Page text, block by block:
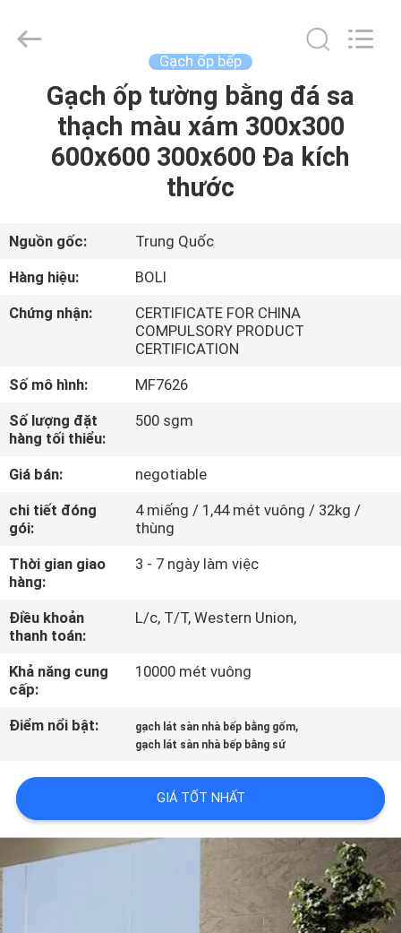
NHÀ
VIDEO
CHÚNG
CHUYẾN
THAM
QUAN
NHÀ
MÁY
KIỂM
SOÁT
CHẤT
LƯỢNG
HỆ
VỚI
CHÚNG
TÔI
CERAMICS
Gạch ốp bếp
Gạch ốp tường bằng đá sa
thạch màu xám 300x300
600x600 300x600 Đa kích
thước
Nguồn gốc:
Trung Quốc
Hàng hiệu:
BOLI
Chứng nhận:
CERTIFICATE FOR CHINA
COMPULSORY PRODUCT
CERTIFICATION
Số mô hình:
MF7626
Số lượng đặt
hàng tối thiểu:
500 sgm
Giá bán:
negotiable
chi tiết đóng
gói:
4 miếng / 1,44 mét vuông / 32kg /
thùng
Thời gian giao
hàng:
3 - 7 ngày làm việc
Điều khoản
thanh toán:
L/c, T/T, Western Union,
Khả năng cung
cấp:
10000 mét vuông
Điểm nổi bật: gạch lát sàn nhà bếp bằng gốm,
gạch lát sàn nhà bếp bằng sứ
GIÁ TỐT NHẤT